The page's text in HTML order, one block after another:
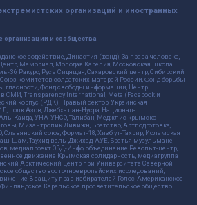
организаций и иностранных
и сообщества
содействие, Династия (фонд), За права человека,
Мемориал, Молодая Карелия, Московская школа
36, Ракурс, Русь Сидящая, Сахаровский центр, Сибирский
комитетов солдатских матерей России, Фонд борьбы
гласности, Фонд свободы информации, Центр
СМИ, Transparency International, Meta (Facebook и
корпус (РДК), Правый сектор, Украинская
полк Азов, Джебхат ан-Нусра, Национал-
Каида, УНА-УНСО, Талибан, Меджлис крымско-
Мизантропик Дивижн, Братство, Артподготовка,
Славянский союз, Формат-18, Хизб ут-Тахрир, Исламская
аш-Шам, Таухид валь-Джихад, АУЕ, Братья мусульмане,
медиапроект ОВД-Инфо, объединение Револьт-центр,
движение Крымская солидарность, медиагруппа
Арктический центр при Университете Северной
общество восточноевропейских исследований,
В защиту прав избирателей Голос, Американское
Карельское просветительское общество.